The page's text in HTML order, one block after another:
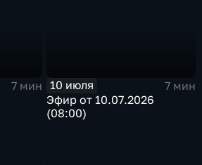
7 мин
10 июля
7 мин
Эфир от 10.07.2026
(08:00)